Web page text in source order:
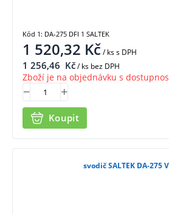
1 520,32 Kč/ kss DPH
1 256,46 Kč/ ks bez DPH
Zboží je na objednávku s
Koupit
Kód 1: DA-275 DFI 1 SALTEK
svodič SALTEK DA-275